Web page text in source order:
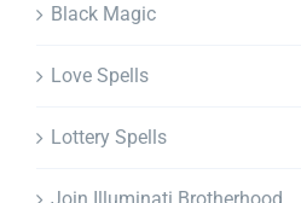
Black Magic
Love Spells
Lottery Spells
Join Illuminati Brotherhood